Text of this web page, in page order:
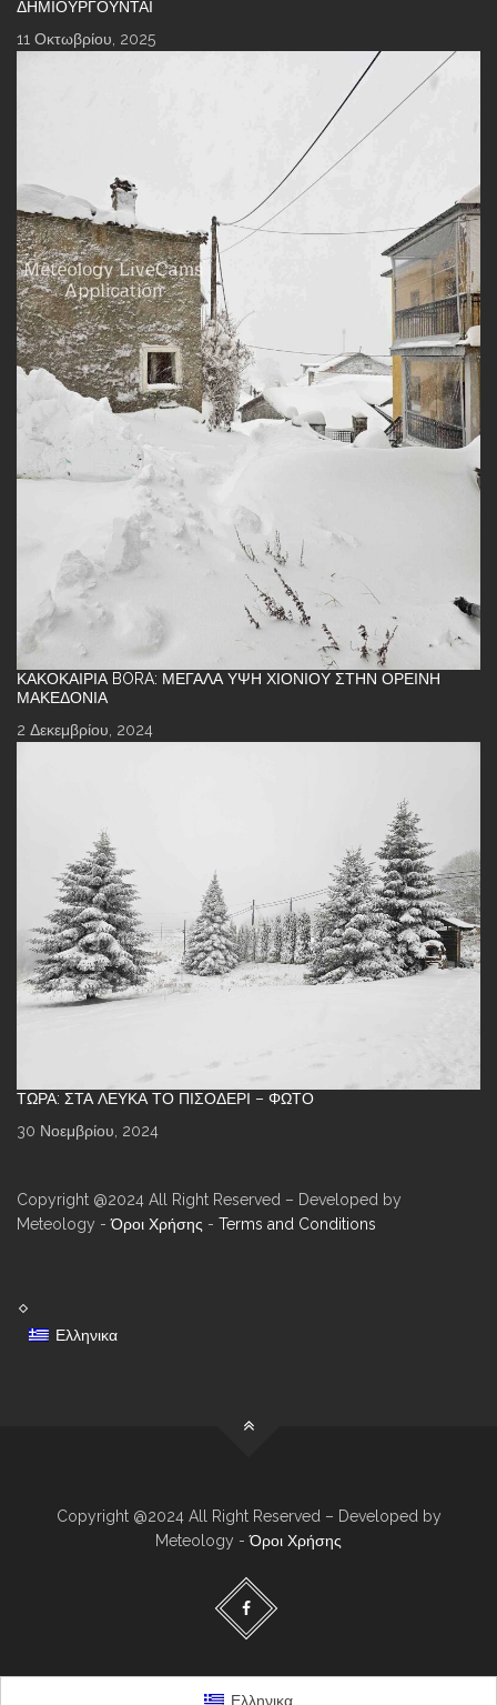
ΔΗΜΙΟΥΡΓΟΎΝΤΑΙ
11 Οκτωβρίου, 2025
ΚΑΚΟΚΑΙΡΊΑ BORA: ΜΕΓΆΛΑ ΎΨΗ ΧΙΟΝΙΟΎ ΣΤΗΝ ΟΡΕΙΝΉ
ΜΑΚΕΔΟΝΊΑ
2 Δεκεμβρίου, 2024
ΤΏΡΑ: ΣΤΑ ΛΕΥΚΆ ΤΟ ΠΙΣΟΔΈΡΙ – ΦΩΤΌ
30 Νοεμβρίου, 2024
Copyright @2024 All Right Reserved – Developed by
Meteology -Όροι Χρήσης - Terms and Conditions
Ελληνικα
Copyright @2024 All Right Reserved – Developed by
Meteology -Όροι Χρήσης
Ελληνικα